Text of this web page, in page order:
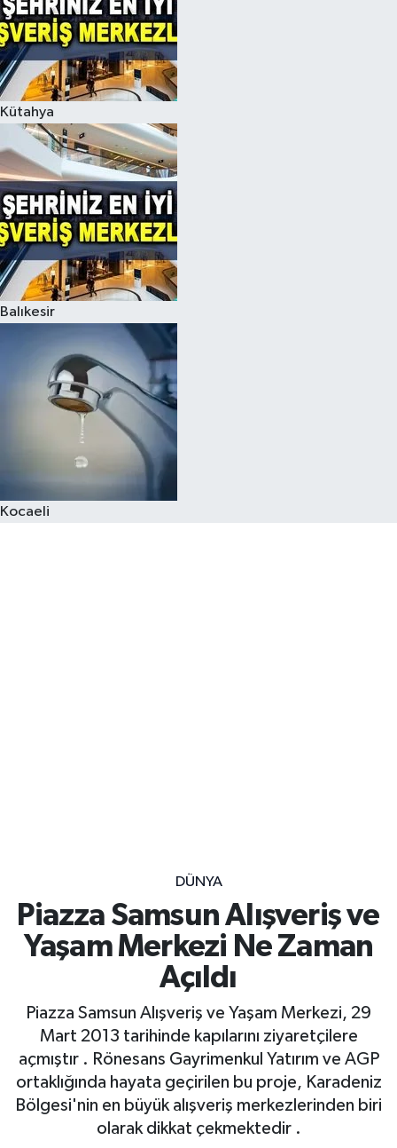
Kütahya
Balıkesir
Kocaeli
DÜNYA
Piazza Samsun Alışveriş ve
Yaşam Merkezi Ne Zaman
Açıldı
Piazza Samsun Alışveriş ve Yaşam Merkezi, 29
Mart 2013 tarihinde kapılarını ziyaretçilere
açmıştır . Rönesans Gayrimenkul Yatırım ve AGP
ortaklığında hayata geçirilen bu proje, Karadeniz
Bölgesi'nin en büyük alışveriş merkezlerinden biri
olarak dikkat çekmektedir .